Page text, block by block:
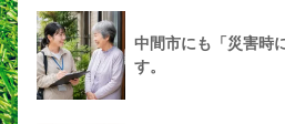
中間市にも「災害時
す。